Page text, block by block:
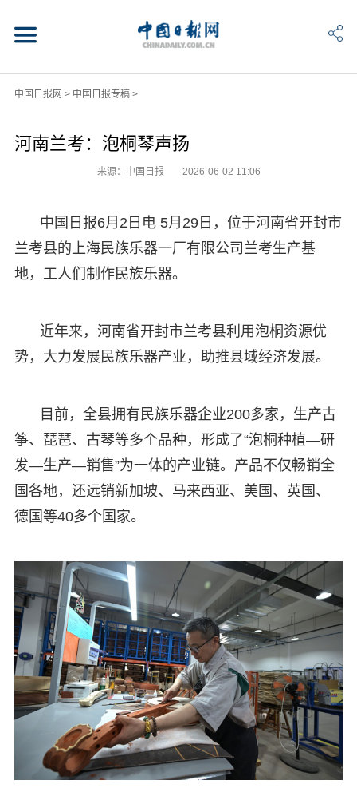
中国日报网 > 中国日报专稿>
河南兰考：泡桐琴声扬
来源：中国日报 2026-06-02 11:06
中国日报6月2日电 5月29日，位于河南省开封市
兰考县的上海民族乐器一厂有限公司兰考生产基
地，工人们制作民族乐器。
近年来，河南省开封市兰考县利用泡桐资源优
势，大力发展民族乐器产业，助推县域经济发展。
目前，全县拥有民族乐器企业200多家，生产古
筝、琵琶、古琴等多个品种，形成了“泡桐种植—研
发—生产—销售”为一体的产业链。产品不仅畅销全
国各地，还远销新加坡、马来西亚、美国、英国、
德国等40多个国家。